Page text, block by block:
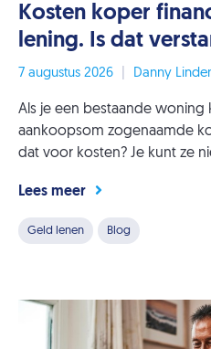
Kosten koper
lening. Is dat
7 augustus 2026 Danny
Als je een bestaande woning
aankoopsom zogenaamde
dat voor kosten? Je kunt ze
Lees meer
Geld lenen Blog